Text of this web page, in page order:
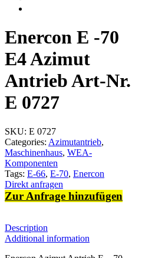
Enercon E -70
E4 Azimut
Antrieb Art-Nr.
E 0727
SKU: E 0727
Categories: Azimutantrieb,
Maschinenhaus, WEA-
Komponenten
Tags: E-66, E-70, Enercon
Direkt anfragen
Zur Anfrage hinzufügen
Description
Additional information